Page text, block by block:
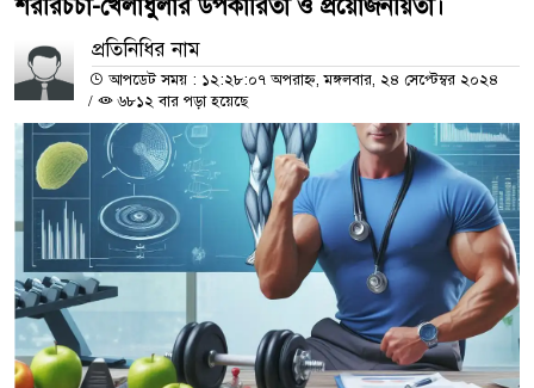
শরীরচর্চা-খেলাধুলার উপকারিতা ও প্রয়োজনীয়তা।
প্রতিনিধির নাম
আপডেট সময় : ১২:২৮:০৭ অপরাহ্ন, মঙ্গলবার, ২৪ সেপ্টেম্বর ২০২৪
/
৬৮১২ বার পড়া হয়েছে